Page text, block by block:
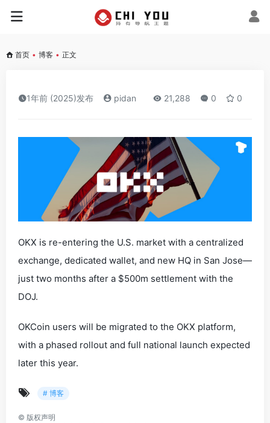
首页 • 博客 • 正文
1年前 (2025)发布 pidan 21,288 0 0
OKX is re-entering the U.S. market with a centralized
exchange, dedicated wallet, and new HQ in San Jose—
just two months after a $500m settlement with the
DOJ.
OKCoin users will be migrated to the OKX platform,
with a phased rollout and full national launch expected
later this year.
# 博客
© 版权声明